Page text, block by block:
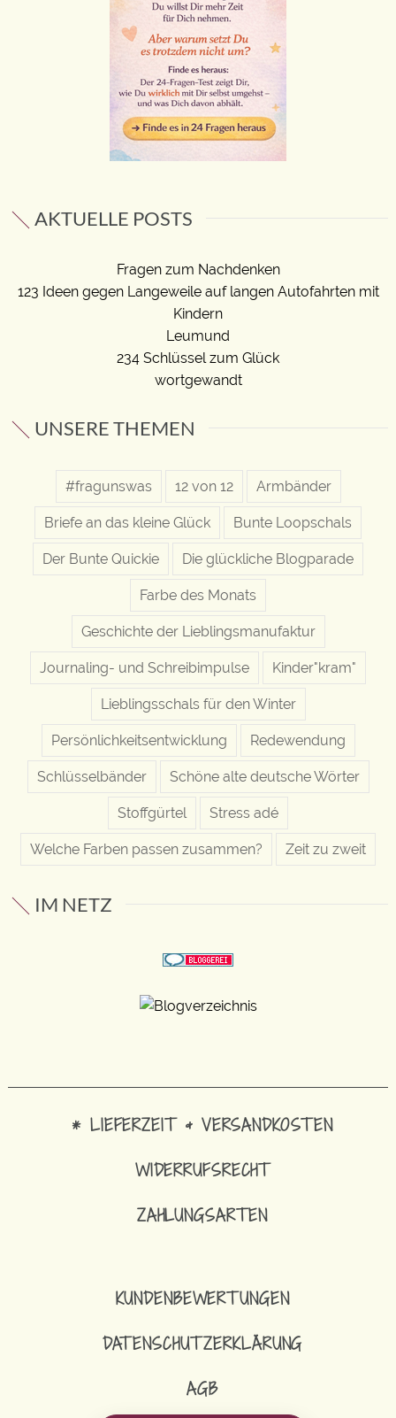
AKTUELLE POSTS
Fragen zum Nachdenken
123 Ideen gegen Langeweile auf langen Autofahrten mit
Kindern
Leumund
234 Schlüssel zum Glück
wortgewandt
UNSERE THEMEN
#fragunswas 12 von 12 Armbänder
Briefe an das kleine Glück Bunte Loopschals
Der Bunte Quickie Die glückliche Blogparade
Farbe des Monats
Geschichte der Lieblingsmanufaktur
Journaling- und Schreibimpulse Kinder"kram"
Lieblingsschals für den Winter
Persönlichkeitsentwicklung Redewendung
Schlüsselbänder Schöne alte deutsche Wörter
Stoffgürtel Stress adé
Welche Farben passen zusammen? Zeit zu zweit
IM NETZ
* LIEFERZEIT & VERSANDKOSTEN
WIDERRUFSRECHT
ZAHLUNGSARTEN
KUNDENBEWERTUNGEN
DATENSCHUTZERKLÄRUNG
AGB